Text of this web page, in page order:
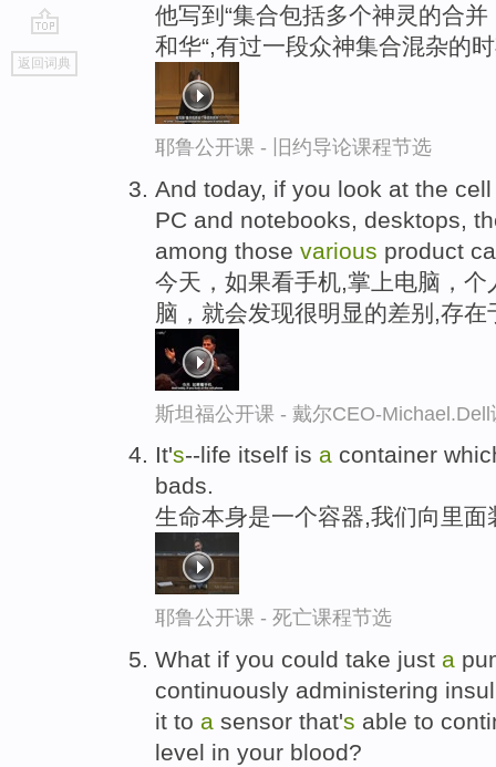
go
top
返回词典
他写到“集合包括多个神灵的合
和华“,有过一段众神集合混杂的
耶鲁公开课 - 旧约导论课程节选
And today, if you look at the
PC and notebooks, desktops,
among those various product
今天，如果看手机,掌上电脑，
脑，就会发现很明显的差别,存
斯坦福公开课 - 戴尔CEO-
It's--life itself is a container
bads.
生命本身是一个容器,我们向里
耶鲁公开课 - 死亡课程节选
What if you could take just a
continuously administering
it to a sensor that's able to
level in your blood?